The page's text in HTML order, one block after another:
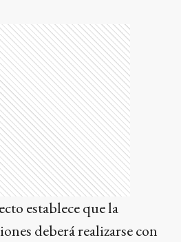
establece que la
deberá realizarse con